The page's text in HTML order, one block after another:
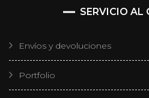
SERVICIO AL
Envíos y devoluciones
Portfolio